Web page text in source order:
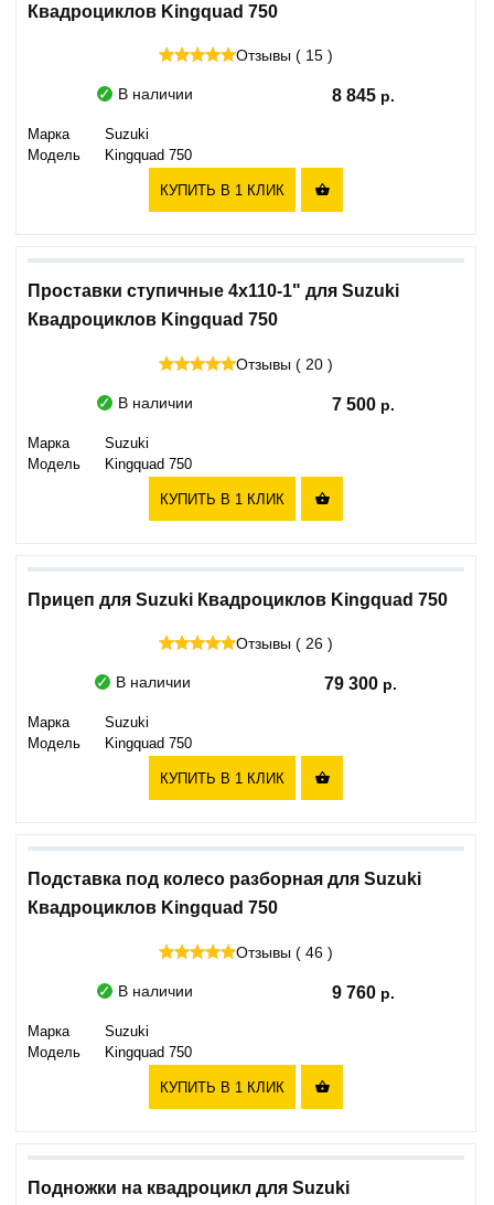
Квадроциклов Kingquad 750
Отзывы ( 15 )
В наличии 8 845
Марка
Suzuki
Модель
Kingquad 750
КУПИТЬ В 1 КЛИК 
Проставки ступичные 4х110-1" для Suzuki
Квадроциклов Kingquad 750
Отзывы ( 20 )
В наличии 7 500
Марка
Suzuki
Модель
Kingquad 750
КУПИТЬ В 1 КЛИК 
Прицеп для Suzuki Квадроциклов Kingquad 750
Отзывы ( 26 )
В наличии 79 300
Марка
Suzuki
Модель
Kingquad 750
КУПИТЬ В 1 КЛИК 
Подставка под колесо разборная для Suzuki
Квадроциклов Kingquad 750
Отзывы ( 46 )
В наличии 9 760
Марка
Suzuki
Модель
Kingquad 750
КУПИТЬ В 1 КЛИК 
Подножки на квадроцикл для Suzuki